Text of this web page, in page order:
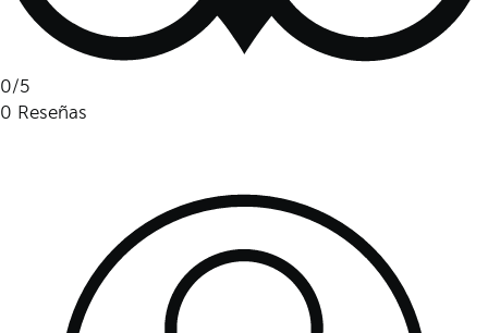
0/5
0 Reseñas